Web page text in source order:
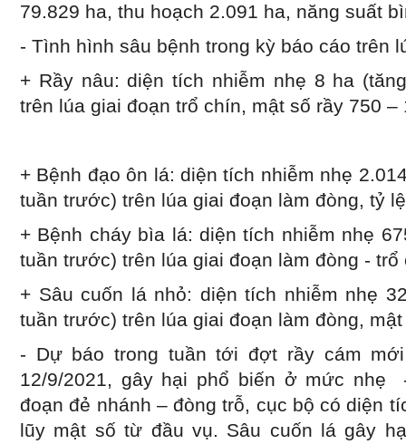
79.829 ha, thu hoạch 2.091 ha, năng suất
- Tình hình sâu bệnh trong kỳ báo cáo trên
+ Rầy nâu: diện tích nhiễm nhẹ 8 ha
trên lúa giai đoạn trổ chín, mật số rầy 750 –
+ Bệnh đạo ôn lá: diện tích nhiễm nhẹ
tuần trước) trên lúa giai đoạn làm đòng, tỷ
+ Bệnh cháy bìa lá: diện tích nhiễm nhẹ
tuần trước) trên lúa giai đoạn làm đòng -
+ Sâu cuốn lá nhỏ: diện tích nhiễm nhẹ
tuần trước) trên lúa giai đoạn làm đòng,
- Dự báo trong tuần tới đợt rầy cám
12/9/2021, gây hại phổ biến ở mức nhẹ
đoạn đẻ nhánh – đòng trỗ, cục bộ có diện
lũy mật số từ đầu vụ. Sâu cuốn lá gây